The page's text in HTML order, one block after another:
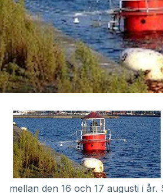
mellan den 16 och 17 augusti i